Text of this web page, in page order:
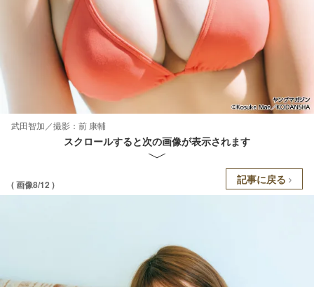
武田智加／撮影：前 康輔
スクロールすると次の画像が表示されます
( 画像8/12 ) 記事に戻る